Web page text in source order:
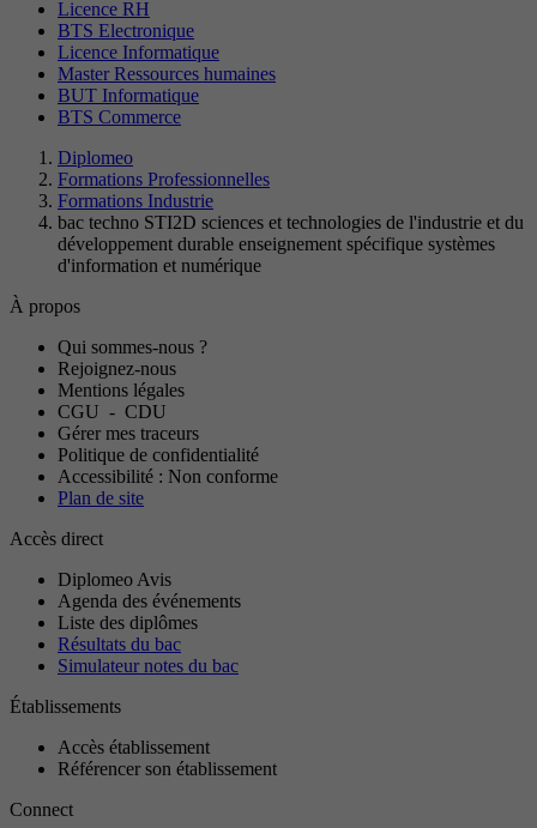
Licence RH
BTS Electronique
Licence Informatique
Master Ressources humaines
BUT Informatique
BTS Commerce
Diplomeo
Formations Professionnelles
Formations Industrie
bac techno STI2D sciences et technologies de l'industrie et du
développement durable enseignement spécifique systèmes
d'information et numérique
À propos
Qui sommes-nous ?
Rejoignez-nous
Mentions légales
CGU - CDU
Gérer mes traceurs
Politique de confidentialité
Accessibilité : Non conforme
Plan de site
Accès direct
Diplomeo Avis
Agenda des événements
Liste des diplômes
Résultats du bac
Simulateur notes du bac
Établissements
Accès établissement
Référencer son établissement
Connect